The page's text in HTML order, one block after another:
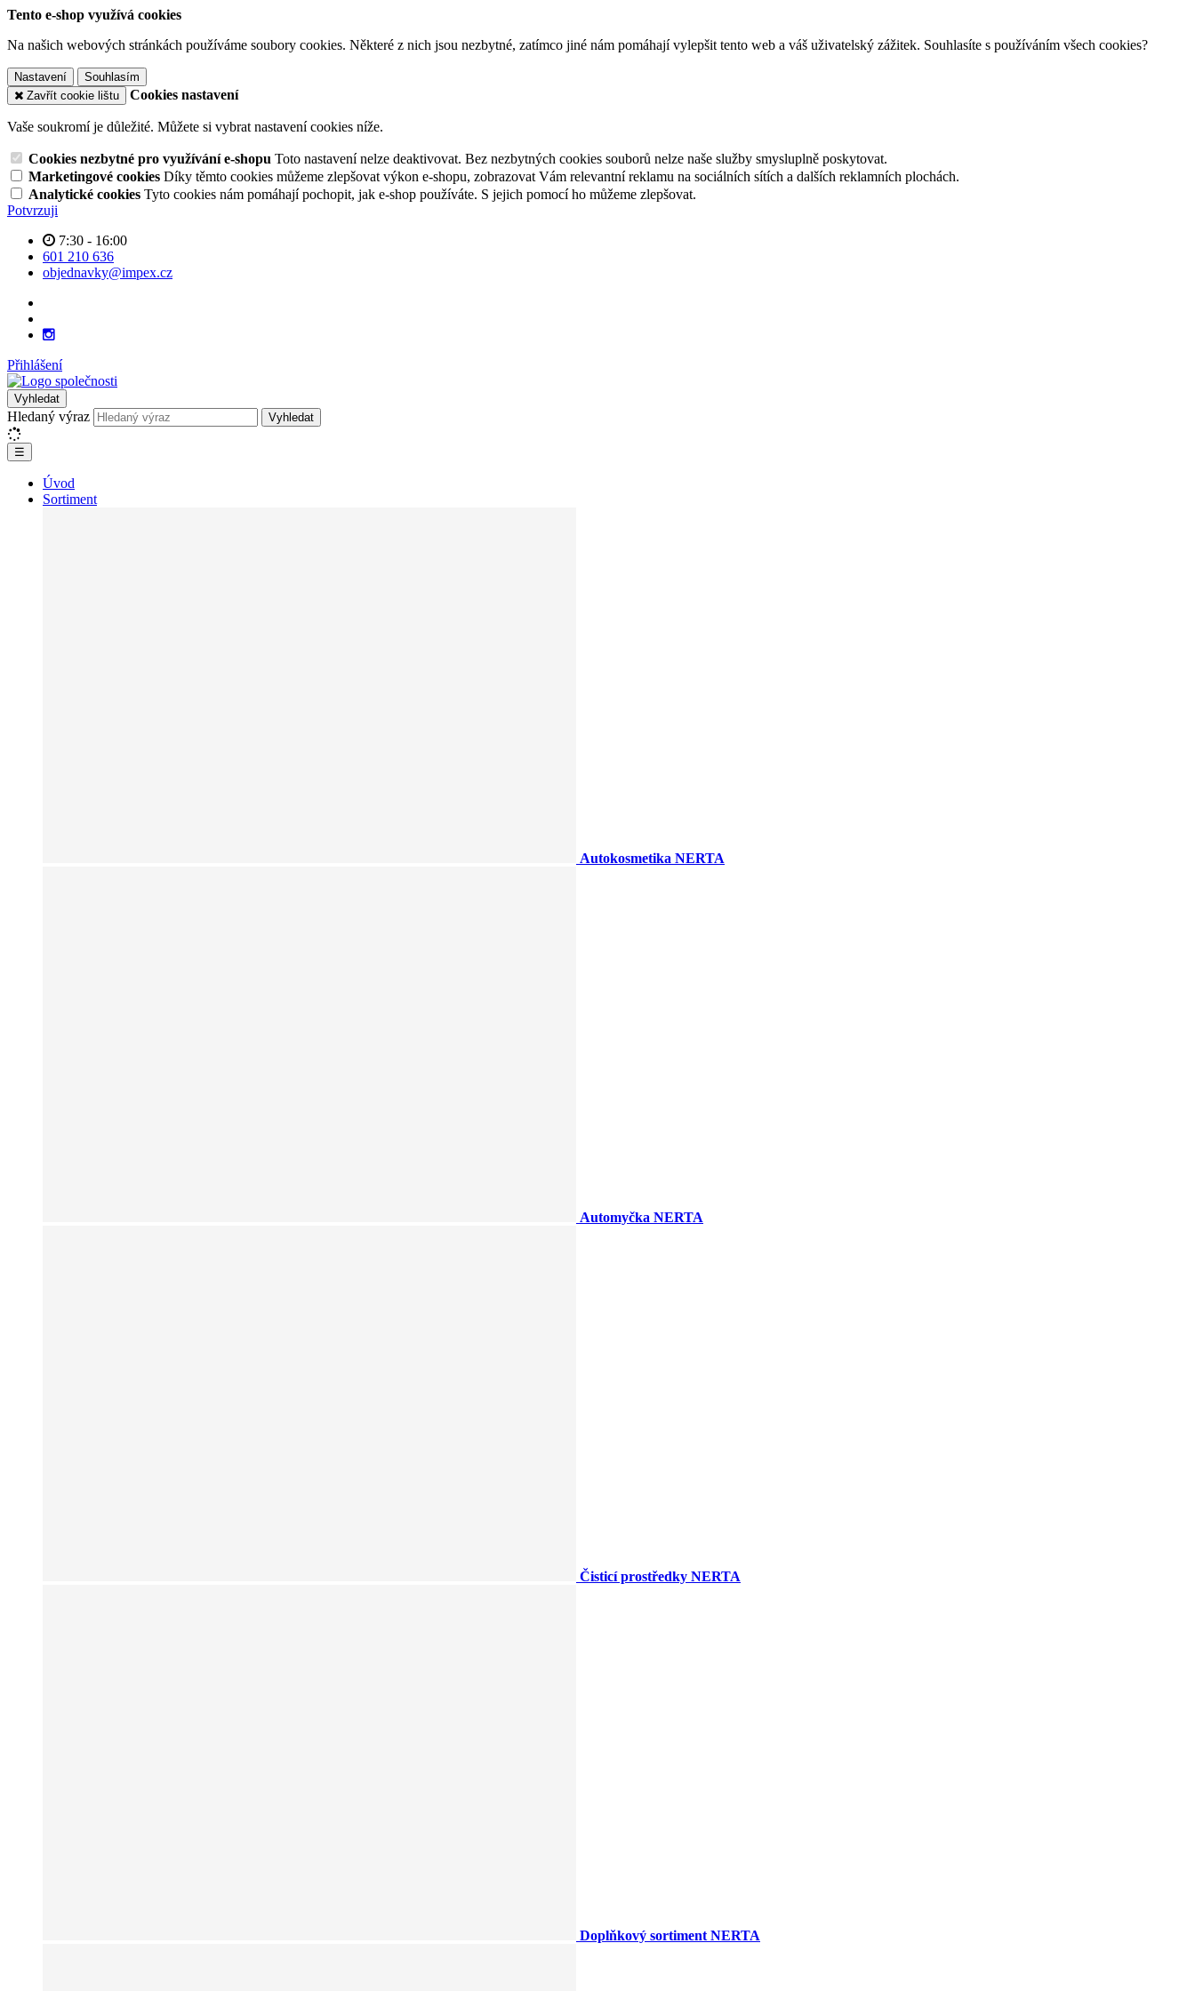
Tento e-shop využívá cookies
Na našich webových stránkách používáme soubory cookies. Některé z nich jsou nezbytné, zatímco jiné nám pomáhají vylepšit tento web a váš uživatelský zážitek. Souhlasíte s používáním všech cookies?
Nastavení
Souhlasím
Zavřít cookie lištu
Cookies nastavení
Vaše soukromí je důležité. Můžete si vybrat nastavení cookies níže.
Cookies nezbytné pro využívání e-shopu Toto nastavení nelze deaktivovat. Bez nezbytných cookies souborů nelze naše služby smysluplně poskytovat.
Marketingové cookies Díky těmto cookies můžeme zlepšovat výkon e-shopu, zobrazovat Vám relevantní reklamu na sociálních sítích a dalších reklamních plochách.
Analytické cookies Tyto cookies nám pomáhají pochopit, jak e-shop používáte. S jejich pomocí ho můžeme zlepšovat.
Potvrzuji
7:30 - 16:00
601 210 636
objednavky@impex.cz
Přihlášení
Vyhledat
Hledaný výraz Vyhledat
☰
Úvod
Sortiment
Autokosmetika NERTA
Automyčka NERTA
Čisticí prostředky NERTA
Doplňkový sortiment NERTA